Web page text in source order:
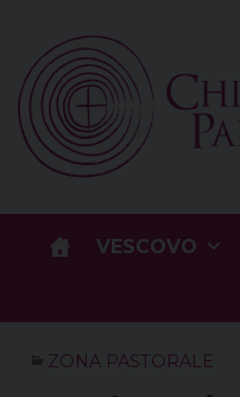
content
VESCOVO
ZONA PASTORALE